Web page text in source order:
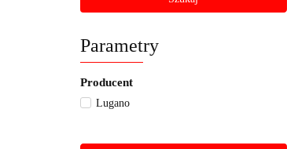
Parametry
Producent
Lugano